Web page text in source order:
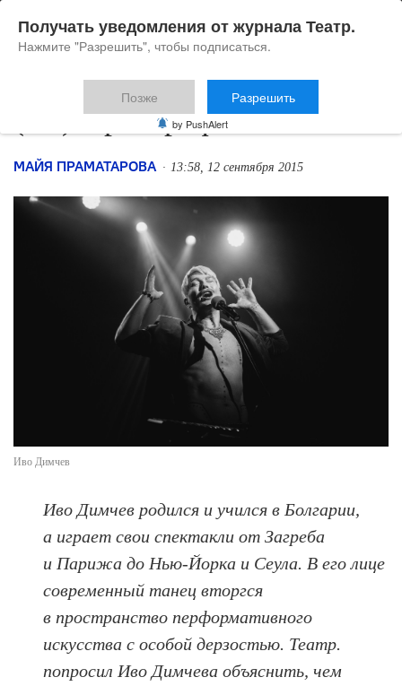
(Не)хореограф
МАЙЯ ПРАМАТАРОВА 13:58, 12 сентября 2015
Иво Димчев
Иво Димчев родился и учился в Болгарии,
а играет свои спектакли от Загреба
и Парижа до Нью-Йорка и Сеула. В его лице
современный танец вторгся
в пространство перформативного
искусства с особой дерзостью. Театр.
попросил Иво Димчева объяснить, чем
Получать уведомления от журнала Театр.
Нажмите "Разрешить", чтобы подписаться.
Позже Разрешить
by PushAlert